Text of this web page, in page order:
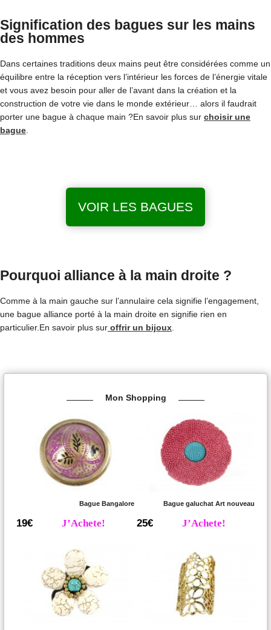
Signification des bagues sur les mains
des hommes
Dans certaines traditions deux mains peut être considérées comme un
équilibre entre la réception vers l’intérieur les forces de l’énergie vitale
et vous avez besoin pour aller de l’avant dans la création et la
construction de votre vie dans le monde extérieur… alors il faudrait
porter une bague à chaque main ?En savoir plus sur choisir une
bague
VOIR LES BAGUES
Pourquoi alliance à la main droite ?
Comme à la main gauche sur l’annulaire cela signifie l’engagement,
une bague alliance porté à la main droite en signifie rien en
particulier.En savoir plus sur offrir un bijoux
Mon Shopping
Bague Bangalore
19€ J’Achete!
Bague galuchat Art nouveau
25€ J’Achete!